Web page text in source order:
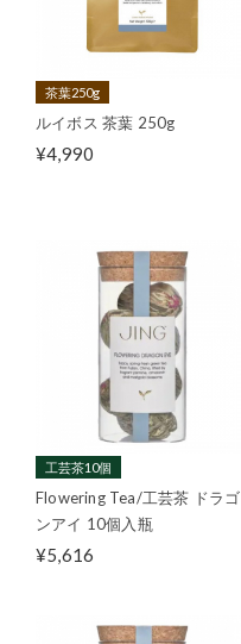
茶葉250g
ルイボス 茶葉 250g
¥4,990
工芸茶10個
Flowering Tea/工芸茶 ドラゴ
ンアイ 10個入瓶
¥5,616